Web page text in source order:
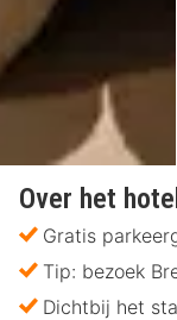
Over het
Gratis
Tip: bezoek
Dichtbij het